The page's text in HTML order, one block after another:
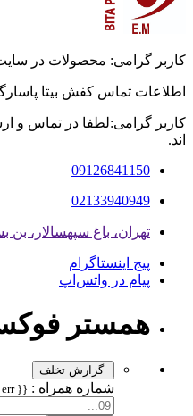
کاربر گرامی: محصولات در
اطلاعات تماس کفش بیتا
کاربر گرامی:لطفا در تماس و
اند.
09126841150
02133940949
تهران، باغ سپهسالار، بن بست یاسری،
پیج اینستاگرام
پیام در واتس‌اپ
همستر
گزارش تخلف
شماره همراه : {{ err }}